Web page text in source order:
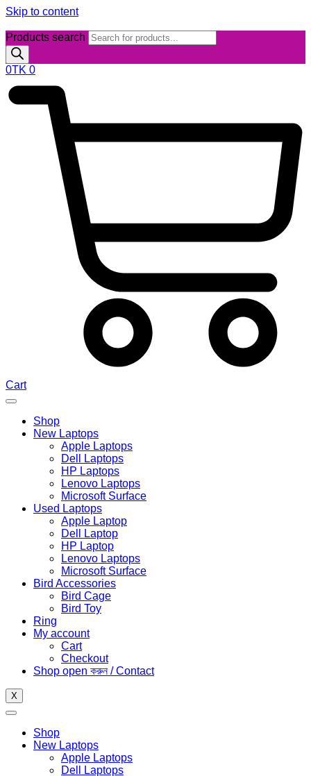
Skip to content
Products search
0TK 0
Cart
Shop
New Laptops
Apple Laptops
Dell Laptops
HP Laptops
Lenovo Laptops
Microsoft Surface
Used Laptops
Apple Laptop
Dell Laptop
HP Laptop
Lenovo Laptops
Microsoft Surface
Bird Accessories
Bird Cage
Bird Toy
Ring
My account
Cart
Checkout
Shop open করুন / Contact
X
Shop
New Laptops
Apple Laptops
Dell Laptops